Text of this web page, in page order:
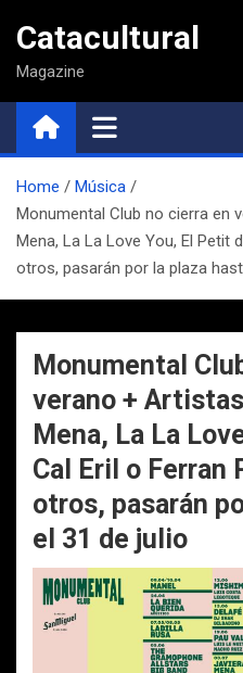
contenido
Catacultural
Magazine
Home
Música
Monumental Club no cierra en
Mena, La La Love You, El Petit
otros, pasarán por la plaza
Monumental
verano +
Mena, La La
Cal Eril o Ferran
otros, pasarán
el 31 de julio